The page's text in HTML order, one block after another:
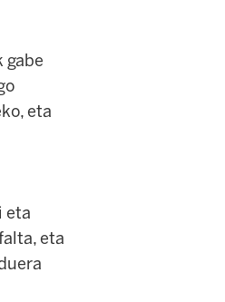
gabe
eta
eta
eta